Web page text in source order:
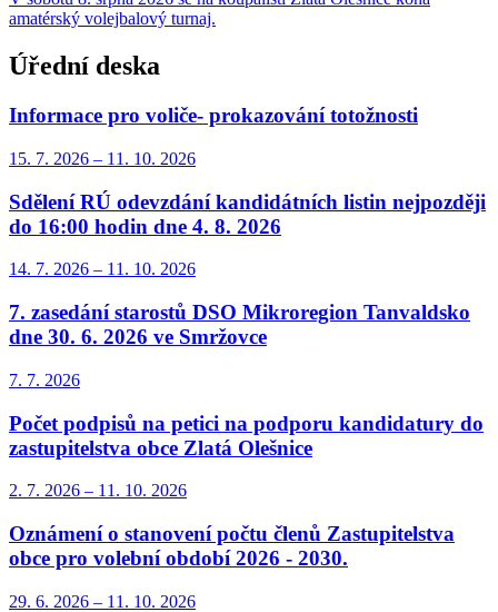
amatérský volejbalový turnaj.
Úřední deska
Informace pro voliče- prokazování totožnosti
15. 7. 2026 – 11. 10. 2026
Sdělení RÚ odevzdání kandidátních listin nejpozději
do 16:00 hodin dne 4. 8. 2026
14. 7. 2026 – 11. 10. 2026
7. zasedání starostů DSO Mikroregion Tanvaldsko
dne 30. 6. 2026 ve Smržovce
7. 7. 2026
Počet podpisů na petici na podporu kandidatury do
zastupitelstva obce Zlatá Olešnice
2. 7. 2026 – 11. 10. 2026
Oznámení o stanovení počtu členů Zastupitelstva
obce pro volební období 2026 - 2030.
29. 6. 2026 – 11. 10. 2026